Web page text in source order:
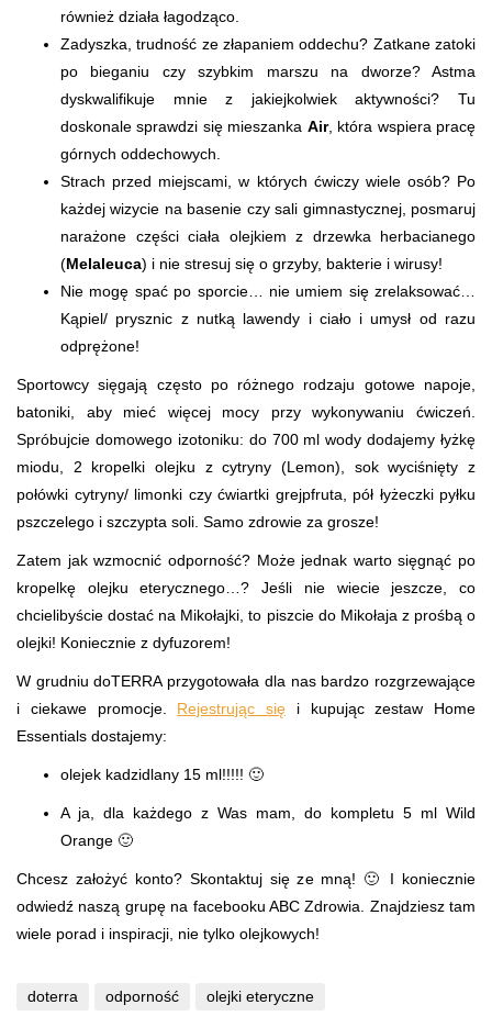
również działa łagodząco.
Zadyszka, trudność ze złapaniem oddechu? Zatkane zatoki
po bieganiu czy szybkim marszu na dworze? Astma
dyskwalifikuje mnie z jakiejkolwiek aktywności? Tu
doskonale sprawdzi się mieszanka Air, która wspiera pracę
górnych oddechowych.
Strach przed miejscami, w których ćwiczy wiele osób? Po
każdej wizycie na basenie czy sali gimnastycznej, posmaruj
narażone części ciała olejkiem z drzewka herbacianego
(Melaleuca) i nie stresuj się o grzyby, bakterie i wirusy!
Nie mogę spać po sporcie… nie umiem się zrelaksować…
Kąpiel/ prysznic z nutką lawendy i ciało i umysł od razu
odprężone!
Sportowcy sięgają często po różnego rodzaju gotowe napoje,
batoniki, aby mieć więcej mocy przy wykonywaniu ćwiczeń.
Spróbujcie domowego izotoniku: do 700 ml wody dodajemy łyżkę
miodu, 2 kropelki olejku z cytryny (Lemon), sok wyciśnięty z
połówki cytryny/ limonki czy ćwiartki grejpfruta, pół łyżeczki pyłku
pszczelego i szczypta soli. Samo zdrowie za grosze!
Zatem jak wzmocnić odporność? Może jednak warto sięgnąć po
kropelkę olejku eterycznego…? Jeśli nie wiecie jeszcze, co
chcielibyście dostać na Mikołajki, to piszcie do Mikołaja z prośbą o
olejki! Koniecznie z dyfuzorem!
W grudniu doTERRA przygotowała dla nas bardzo rozgrzewające
i ciekawe promocje. Rejestrując się i kupując zestaw Home
Essentials dostajemy:
olejek kadzidlany 15 ml!!!!! 🙂
A ja, dla każdego z Was mam, do kompletu 5 ml Wild
Orange 🙂
Chcesz założyć konto? Skontaktuj się ze mną! 🙂 I koniecznie
odwiedź naszą grupę na facebooku ABC Zdrowia. Znajdziesz tam
wiele porad i inspiracji, nie tylko olejkowych!
doterra odporność olejki eteryczne